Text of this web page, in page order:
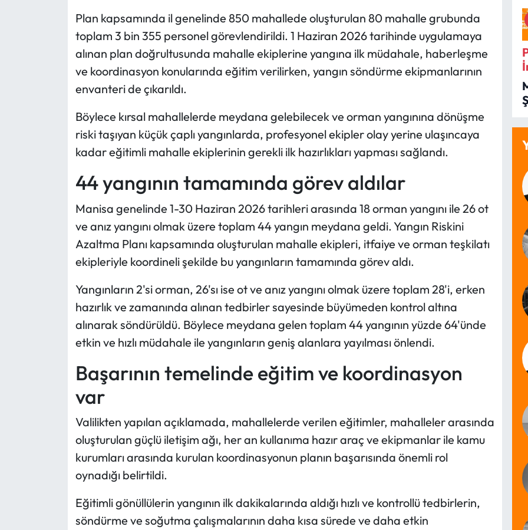
Plan kapsamında il genelinde 850 mahallede oluşturulan 80 mahalle grubunda
toplam 3 bin 355 personel görevlendirildi. 1 Haziran 2026 tarihinde uygulamaya
alınan plan doğrultusunda mahalle ekiplerine yangına ilk müdahale, haberleşme
ve koordinasyon konularında eğitim verilirken, yangın söndürme ekipmanlarının
envanteri de çıkarıldı.
Böylece kırsal mahallelerde meydana gelebilecek ve orman yangınına dönüşme
riski taşıyan küçük çaplı yangınlarda, profesyonel ekipler olay yerine ulaşıncaya
kadar eğitimli mahalle ekiplerinin gerekli ilk hazırlıkları yapması sağlandı.
44 yangının tamamında görev aldılar
Manisa genelinde 1-30 Haziran 2026 tarihleri arasında 18 orman yangını ile 26 ot
ve anız yangını olmak üzere toplam 44 yangın meydana geldi. Yangın Riskini
Azaltma Planı kapsamında oluşturulan mahalle ekipleri, itfaiye ve orman teşkilatı
ekipleriyle koordineli şekilde bu yangınların tamamında görev aldı.
Yangınların 2'si orman, 26'sı ise ot ve anız yangını olmak üzere toplam 28'i, erken
hazırlık ve zamanında alınan tedbirler sayesinde büyümeden kontrol altına
alınarak söndürüldü. Böylece meydana gelen toplam 44 yangının yüzde 64'ünde
etkin ve hızlı müdahale ile yangınların geniş alanlara yayılması önlendi.
Başarının temelinde eğitim ve koordinasyon
var
Valilikten yapılan açıklamada, mahallelerde verilen eğitimler, mahalleler arasında
oluşturulan güçlü iletişim ağı, her an kullanıma hazır araç ve ekipmanlar ile kamu
kurumları arasında kurulan koordinasyonun planın başarısında önemli rol
oynadığı belirtildi.
Eğitimli gönüllülerin yangının ilk dakikalarında aldığı hızlı ve kontrollü tedbirlerin,
söndürme ve soğutma çalışmalarının daha kısa sürede ve daha etkin